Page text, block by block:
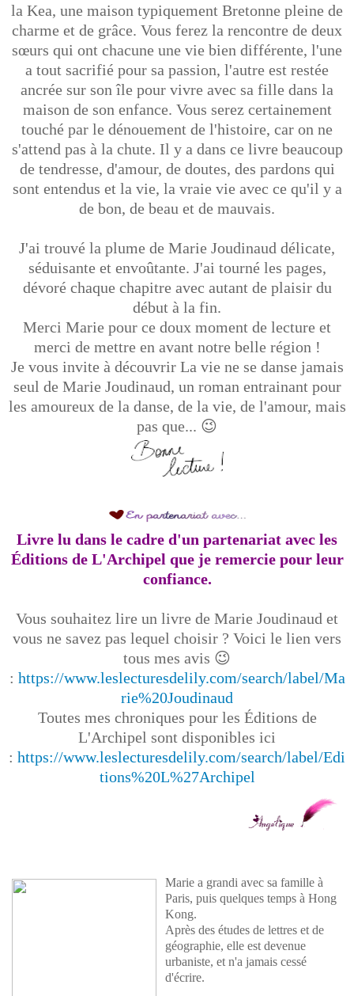
la Kea, une maison typiquement Bretonne pleine de
charme et de grâce. Vous ferez la rencontre de deux
sœurs qui ont chacune une vie bien différente, l'une
a tout sacrifié pour sa passion, l'autre est restée
ancrée sur son île pour vivre avec sa fille dans la
maison de son enfance. Vous serez certainement
touché par le dénouement de l'histoire, car on ne
s'attend pas à la chute. Il y a dans ce livre beaucoup
de tendresse, d'amour, de doutes, des pardons qui
sont entendus et la vie, la vraie vie avec ce qu'il y a
de bon, de beau et de mauvais.
J'ai trouvé la plume de Marie Joudinaud délicate,
séduisante et envoûtante. J'ai tourné les pages,
dévoré chaque chapitre avec autant de plaisir du
début à la fin.
Merci Marie pour ce doux moment de lecture et
merci de mettre en avant notre belle région !
Je vous invite à découvrir La vie ne se danse jamais
seul de Marie Joudinaud, un roman entrainant pour
les amoureux de la danse, de la vie, de l'amour, mais
pas que... 😉
Livre lu dans le cadre d'un partenariat avec les
Éditions de L'Archipel que jeremercie pour leur
confiance.
Vous souhaitez lire un livre de Marie Joudinaud et
vous ne savez pas lequel choisir ? Voici le lien vers
tous mes avis 😉
: https://www.leslecturesdelily.com/search/label/Ma
rie%20Joudinaud
Toutes mes chroniques pour les Éditions de
L'Archipel sont disponibles ici
: https://www.leslecturesdelily.com/search/label/Edi
tions%20L%27Archipel
Marie a grandi avec sa famille à
Paris, puis quelques temps à Hong
Kong.
Après des études de lettres et de
géographie, elle est devenue
urbaniste, et n'a jamais cessé
d'écrire.